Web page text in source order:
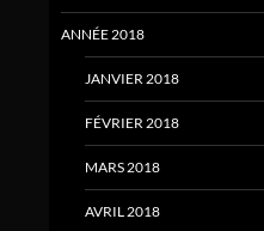
ANNÉE 2018
JANVIER 2018
FÉVRIER 2018
MARS 2018
AVRIL 2018